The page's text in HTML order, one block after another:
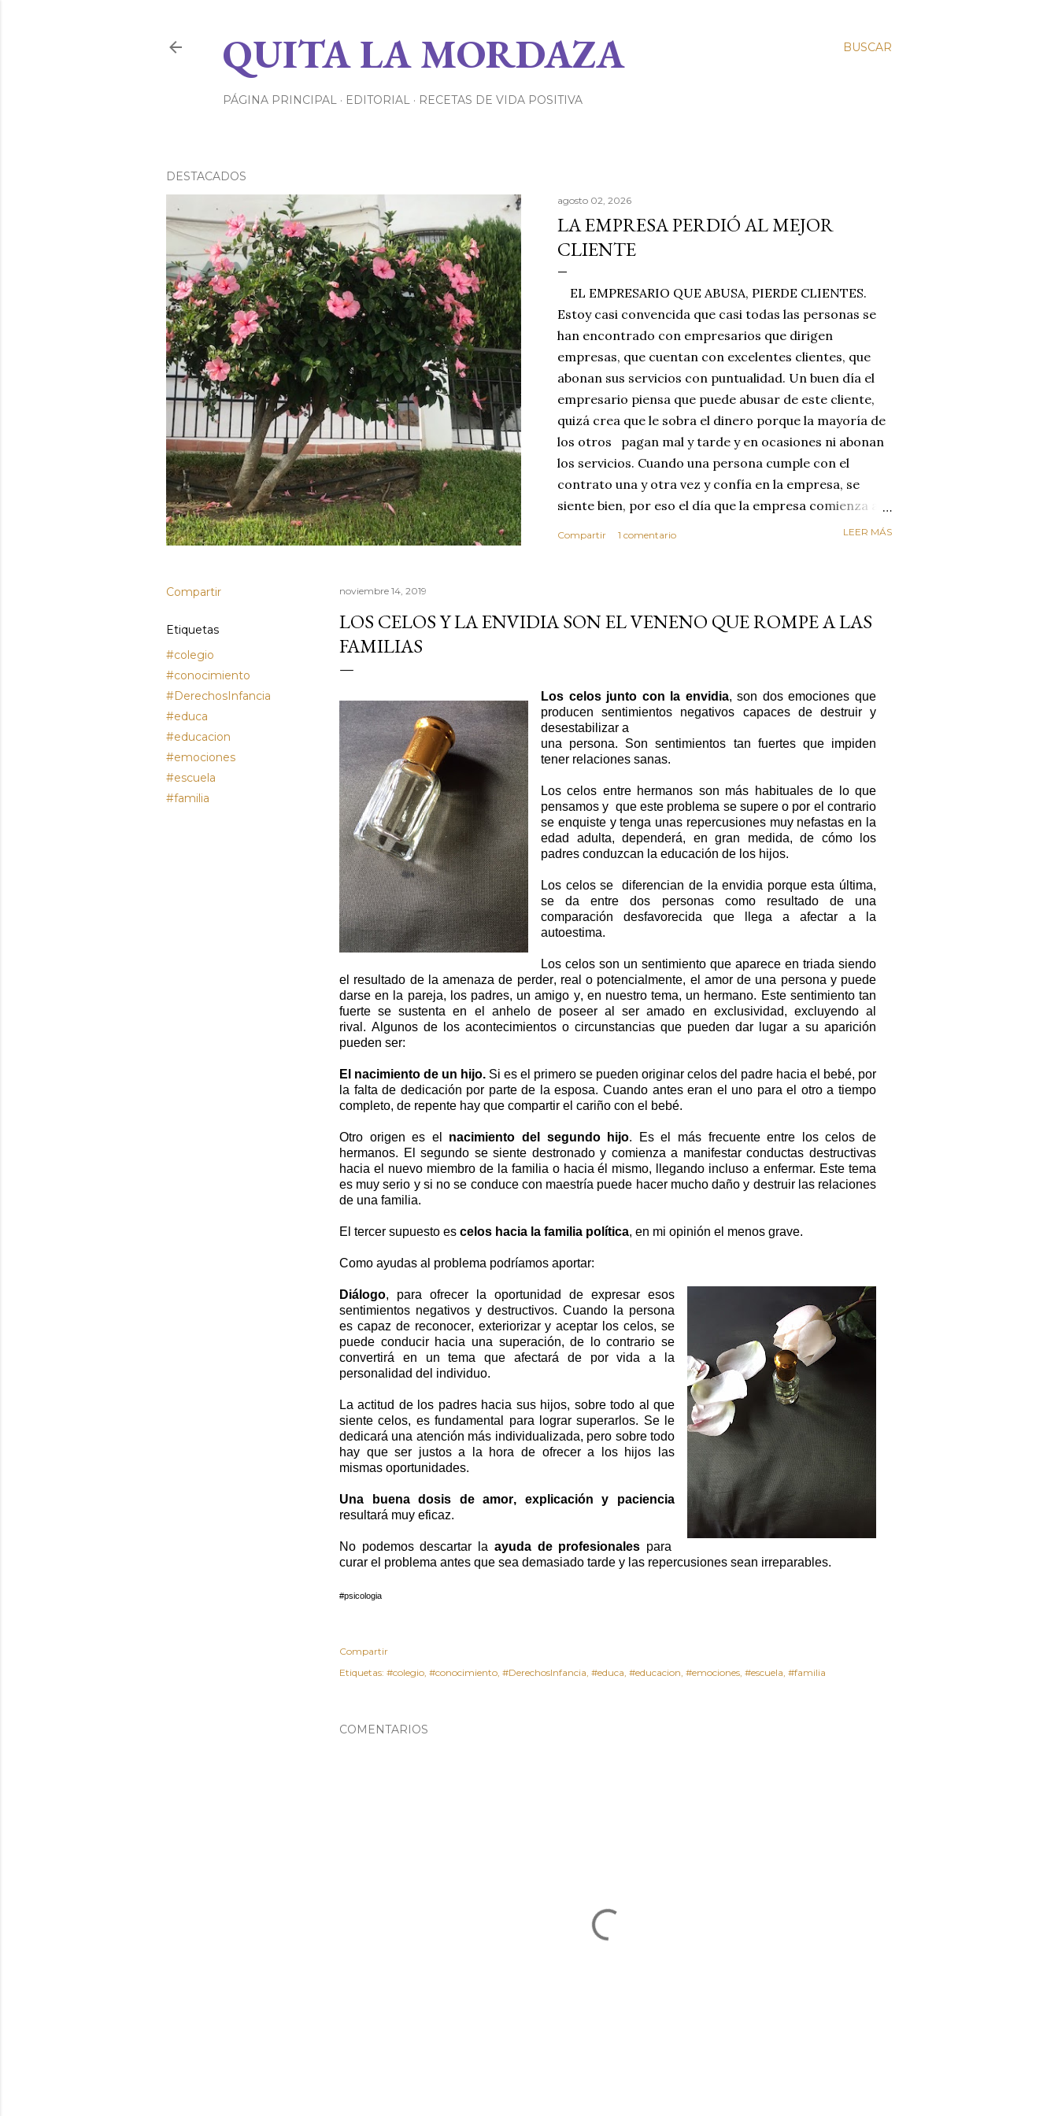
BUSCAR
QUITA LA MORDAZA
PÁGINA PRINCIPAL EDITORIAL RECETAS DE VIDA POSITIVA
DESTACADOS
agosto 02, 2026
LA EMPRESA PERDIÓ AL MEJOR
CLIENTE
EL EMPRESARIO QUE ABUSA, PIERDE CLIENTES.
Estoy casi convencida que casi todas las personas se
han encontrado con empresarios que dirigen
empresas, que cuentan con excelentes clientes, que
abonan sus servicios con puntualidad. Un buen día el
empresario piensa que puede abusar de este cliente,
quizá crea que le sobra el dinero porque la mayoría de
los otros pagan mal y tarde y en ocasiones ni abonan
los servicios. Cuando una persona cumple con el
contrato una y otra vez y confía en la empresa, se
siente bien, por eso el día que la empresa comienza a
MEJOR CLIENTE. Estas circunstancias nos hacen
reflexionar sobre los valores de honestidad y
dond...
Compartir 1 comentario LEER MÁS
Compartir
Etiquetas
#colegio
#conocimiento
#DerechosInfancia
#educa
#educacion
#emociones
#escuela
#familia
noviembre 14, 2019
LOS CELOS Y LA ENVIDIA SON EL VENENO QUE ROMPE A LAS
FAMILIAS
Los celos junto con la envidia, son dos emociones que
producen sentimientos negativos capaces de destruir y
desestabilizar a
una persona. Son sentimientos tan fuertes que impiden
tener relaciones sanas.
Los celos entre hermanos son más habituales de lo que
pensamos y que este problema se supere o por el contrario
se enquiste y tenga unas repercusiones muy nefastas en la
edad adulta, dependerá, en gran medida, de cómo los
padres conduzcan la educación de los hijos.
Los celos se diferencian de la envidia porque esta última,
se da entre dos personas como resultado de una
comparación desfavorecida que llega a afectar a la
autoestima.
Los celos son un sentimiento que aparece en triada siendo
el resultado de la amenaza de perder, real o potencialmente, el amor de una persona y puede
darse en la pareja, los padres, un amigo y, en nuestro tema, un hermano. Este sentimiento tan
fuerte se sustenta en el anhelo de poseer al ser amado en exclusividad, excluyendo al
rival. Algunos de los acontecimientos o circunstancias que pueden dar lugar a su aparición
pueden ser:
El nacimiento de un hijo. Si es el primero se pueden originar celos del padre hacia el bebé, por
la falta de dedicación por parte de la esposa. Cuando antes eran el uno para el otro a tiempo
completo, de repente hay que compartir el cariño con el bebé.
Otro origen es el nacimiento del segundo hijo. Es el más frecuente entre los celos de
hermanos. El segundo se siente destronado y comienza a manifestar conductas destructivas
hacia el nuevo miembro de la familia o hacia él mismo, llegando incluso a enfermar. Este tema
es muy serio y si no se conduce con maestría puede hacer mucho daño y destruir las relaciones
de una familia.
El tercer supuesto es celos hacia la familia política, en mi opinión el menos grave.
Como ayudas al problema podríamos aportar:
Diálogo, para ofrecer la oportunidad de expresar esos
sentimientos negativos y destructivos. Cuando la persona
es capaz de reconocer, exteriorizar y aceptar los celos, se
puede conducir hacia una superación, de lo contrario se
convertirá en un tema que afectará de por vida a la
personalidad del individuo.
La actitud de los padres hacia sus hijos, sobre todo al que
siente celos, es fundamental para lograr superarlos. Se le
dedicará una atención más individualizada, pero sobre todo
hay que ser justos a la hora de ofrecer a los hijos las
mismas oportunidades.
Una buena dosis de amor, explicación y paciencia
resultará muy eficaz.
No podemos descartar la ayuda de profesionales para
curar el problema antes que sea demasiado tarde y las repercusiones sean irreparables.
#psicologia
Compartir
Etiquetas: #colegio #conocimiento #DerechosInfancia #educa #educacion #emociones #escuela #familia
COMENTARIOS